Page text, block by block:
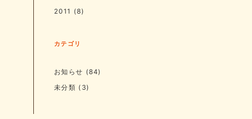
2011 (8)
カテゴリ
お知らせ (84)
未分類 (3)